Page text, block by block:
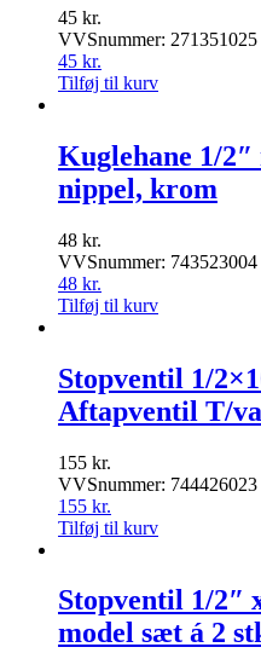
45 kr.
VVSnummer: 271351025
45 kr.
Tilføj til kurv
Kuglehane 1/
nippel, krom
48 kr.
VVSnummer: 743523004
48 kr.
Tilføj til kurv
Stopventil 1/
Aftapventil T/
155 kr.
VVSnummer: 744426023
155 kr.
Tilføj til kurv
Stopventil 1/2″
model sæt á 2